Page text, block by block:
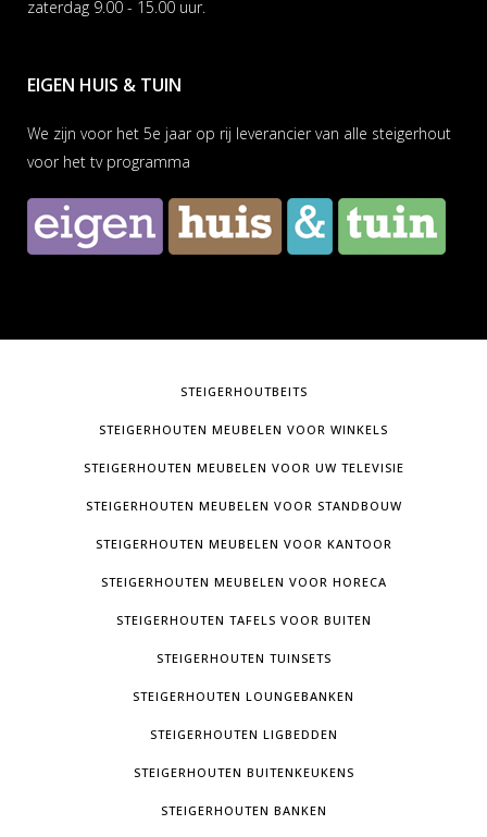
zaterdag 9.00 - 15.00 uur.
EIGEN HUIS & TUIN
We zijn voor het 5e jaar op rij leverancier van alle steigerhout
voor het tv programma
STEIGERHOUTBEITS
STEIGERHOUTEN MEUBELEN VOOR WINKELS
STEIGERHOUTEN MEUBELEN VOOR UW TELEVISIE
STEIGERHOUTEN MEUBELEN VOOR STANDBOUW
STEIGERHOUTEN MEUBELEN VOOR KANTOOR
STEIGERHOUTEN MEUBELEN VOOR HORECA
STEIGERHOUTEN TAFELS VOOR BUITEN
STEIGERHOUTEN TUINSETS
STEIGERHOUTEN LOUNGEBANKEN
STEIGERHOUTEN LIGBEDDEN
STEIGERHOUTEN BUITENKEUKENS
STEIGERHOUTEN BANKEN